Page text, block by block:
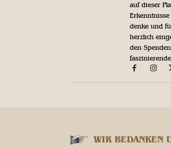
auf dieser
denke und
herzlich
den
WIR BEDANKEN